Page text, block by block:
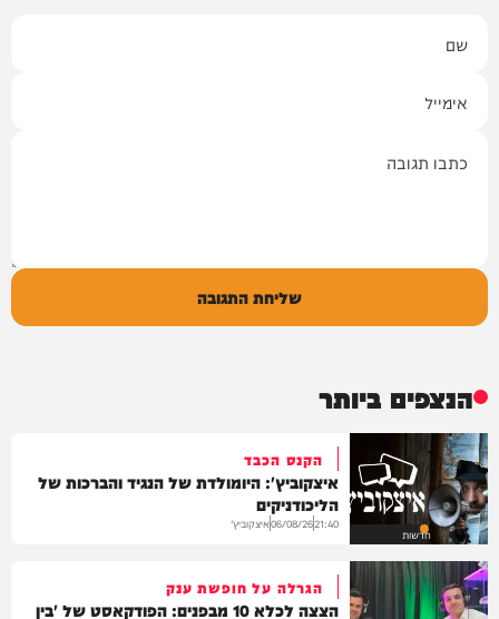
שליחת התגובה
הנצפים ביותר
חדשות
הקנס הכבד
איצקוביץ': היומולדת של הנגיד והברכות של
הליכודניקים
21:40
06/08/26איצקוביץ'
הגרלה על חופשת ענק
הצצה לכלא 10 מבפנים: הפודקאסט של 'בין